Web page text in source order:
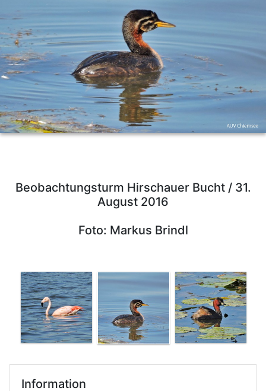
Beobachtungsturm Hirschauer Bucht / 31.
August 2016
Foto: Markus Brindl
Information